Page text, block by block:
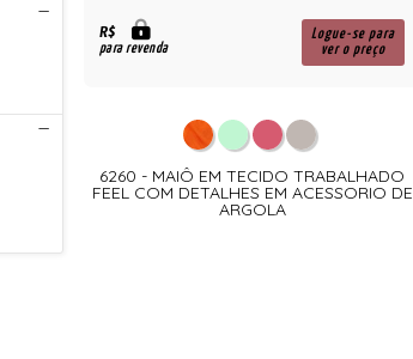
R$
para revenda
Logue-se para
ver o preço
6260 - MAIÔ EM TECIDO TRABALHADO
FEEL COM DETALHES EM ACESSORIO DE
ARGOLA